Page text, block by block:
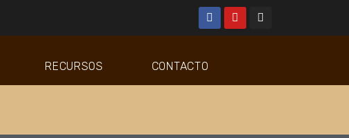
RECURSOS CONTACTO